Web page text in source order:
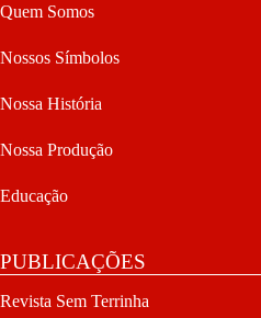
Quem Somos
Nossos Símbolos
Nossa História
Nossa Produção
Educação
PUBLICAÇÕES
Revista Sem Terrinha